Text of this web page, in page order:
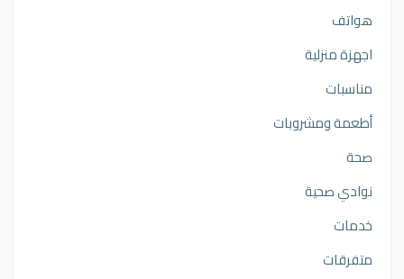
هواتف
اجهزة منزلية
مناسبات
أطعمة ومشروبات
صحة
نوادي صحية
خدمات
متفرقات